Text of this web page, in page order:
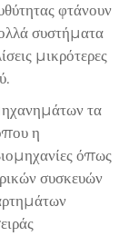
φτάνουν
συστήματα
μικρότερες
τα
η
όπως
συσκευών